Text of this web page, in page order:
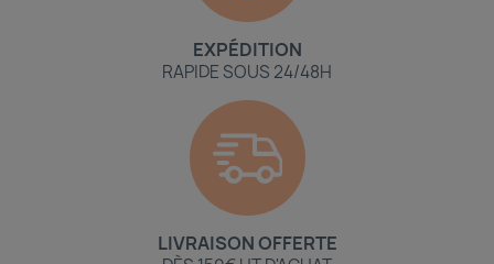
EXPÉDITION
RAPIDE SOUS 24/48H
LIVRAISON OFFERTE